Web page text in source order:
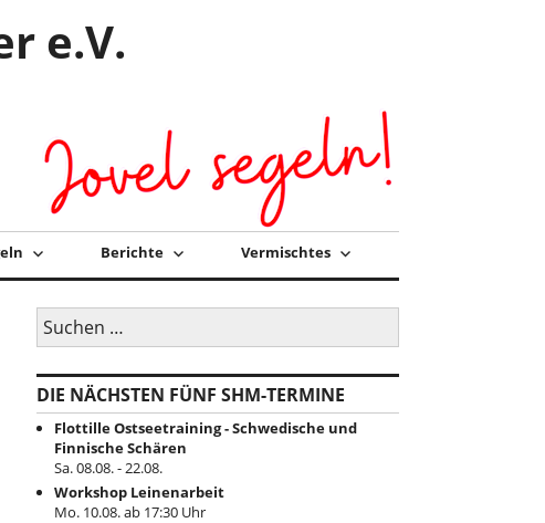
e.V.
Berichte Vermischtes
Suchen
nach:
DIE NÄCHSTEN FÜNF SHM-TERMINE
Flottille Ostseetraining - Schwedische und
Finnische Schären
Sa. 08.08. - 22.08.
Workshop Leinenarbeit
Mo. 10.08. ab 17:30 Uhr